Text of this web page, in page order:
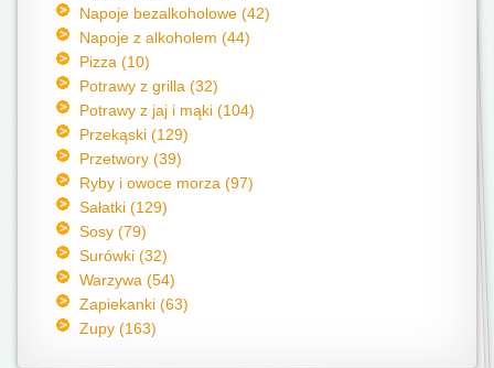
Napoje bezalkoholowe (42)
Napoje z alkoholem (44)
Pizza (10)
Potrawy z grilla (32)
Potrawy z jaj i mąki (104)
Przekąski (129)
Przetwory (39)
Ryby i owoce morza (97)
Sałatki (129)
Sosy (79)
Surówki (32)
Warzywa (54)
Zapiekanki (63)
Zupy (163)